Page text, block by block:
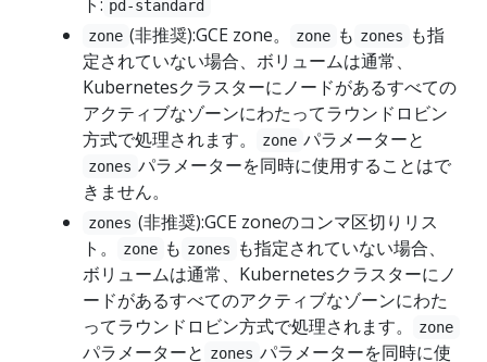
pd-standard
zone (非推奨):GCE zone。 zone も zones
も指
定されていない場合、ボリュームは通常、
Kubernetesクラスターにノードがあるすべての
アクティブなゾーンにわたってラウンドロビン
方式で処理されます。
zone パラメーターと
zones パラメーターを同時に使用することはで
きません。
zones (非推奨):GCE zoneのコンマ区切りリス
ト。
zone も zones
も指定されていない場合、
ボリュームは通常、Kubernetesクラスターにノ
ードがあるすべてのアクティブなゾーンにわた
ってラウンドロビン方式で処理されます。
zone
パラメーターと zones パラメーターを同時に使